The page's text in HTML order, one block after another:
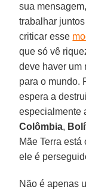
sua
trabalhar
criticar esse
que só vê
deve haver um
para o mundo.
espera a
especialmente
Colômbia,
Mãe Terra
ele é
Não é apenas